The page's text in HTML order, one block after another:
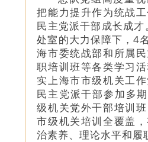
把能力提升作为统战
民主党派干部成长成
处室的大力保障下，4
海市委统战部和所属
职培训班等各类学习
实上海市市级机关工
民主党派干部参加多
级机关党外干部培训
市级机关培训全覆盖
治素养、理论水平和履